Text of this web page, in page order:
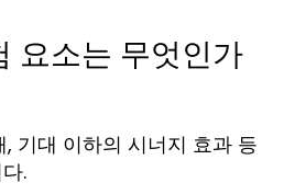
요소는 무엇인가
기대 이하의 시너지 효과 등
.